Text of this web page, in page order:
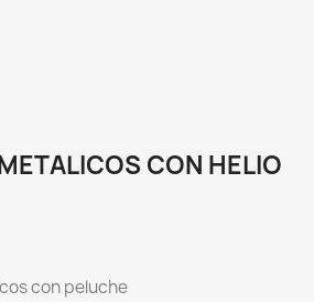
CON HELIO
con peluche